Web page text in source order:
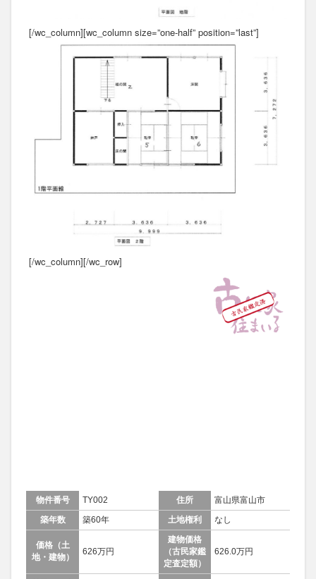
[/wc_column][wc_column size=”one-half” position=”last”]
[/wc_column][/wc_row]
物件番号 TY002 住所
富山県富山市
築年数
築60年 土地権利 なし
価格（土
地・建物）
626万円
建物価格
（古民家鑑
定査定額）
626.0万円